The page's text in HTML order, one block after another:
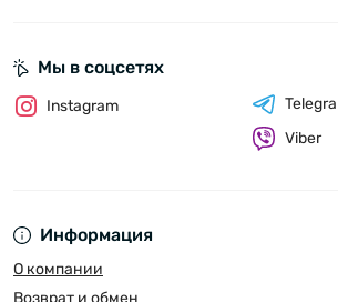
Информация
О компании
Возврат и обмен
Мы в соцсетях
Instagram
Viber